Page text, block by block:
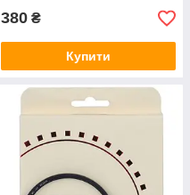
380 ₴
Купити